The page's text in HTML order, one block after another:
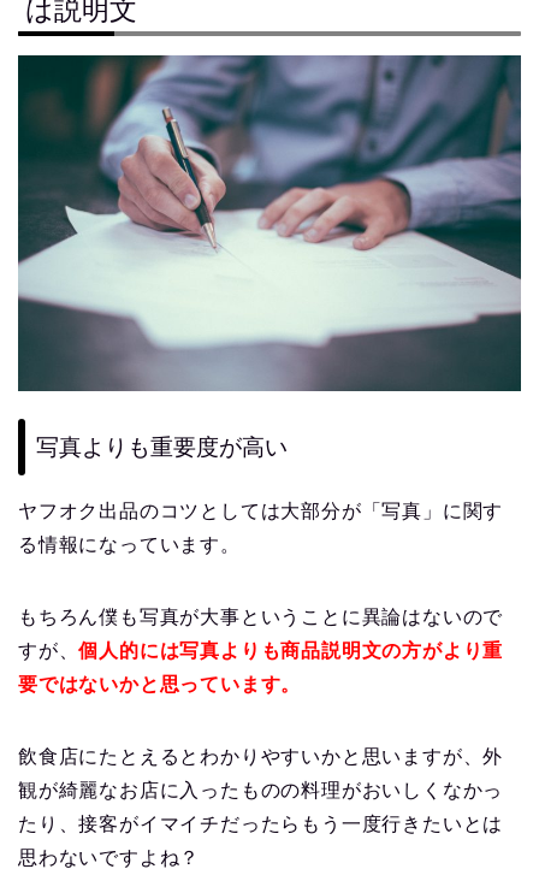
は説明文
写真よりも重要度が高い
ヤフオク出品のコツとしては大部分が「写真」に関す
る情報になっています。
もちろん僕も写真が大事ということに異論はないので
すが、個人的には写真よりも商品説明文の方がより重
要ではないかと思っています。
飲食店にたとえるとわかりやすいかと思いますが、外
観が綺麗なお店に入ったものの料理がおいしくなかっ
たり、接客がイマイチだったらもう一度行きたいとは
思わないですよね？